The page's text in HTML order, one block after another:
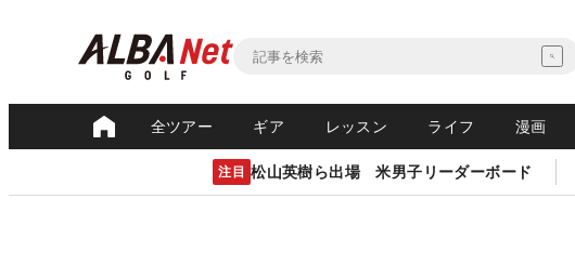
全ツアー ギア レッスン ライフ 漫画
注目 松山英樹ら出場 米男子リーダーボード